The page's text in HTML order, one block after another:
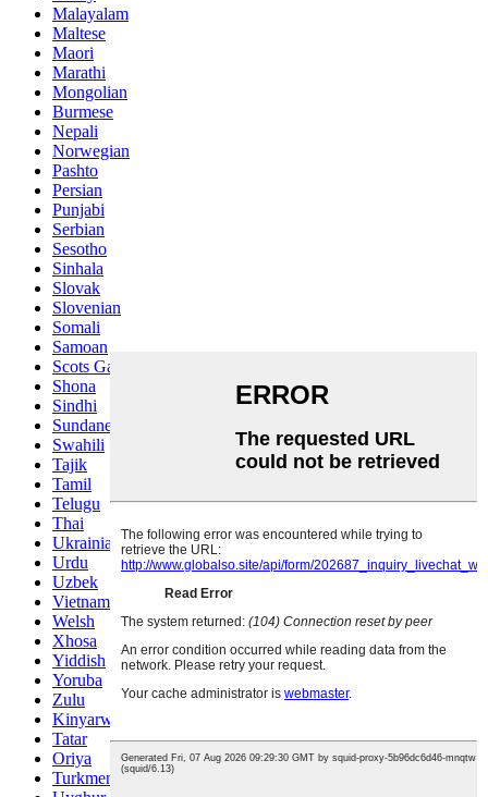
Malayalam
Maltese
Maori
Marathi
Mongolian
Burmese
Nepali
Norwegian
Pashto
Persian
Punjabi
Serbian
Sesotho
Sinhala
Slovak
Slovenian
Somali
Samoan
Scots Gaelic
Shona
Sindhi
Sundanese
Swahili
Tajik
Tamil
Telugu
Thai
Ukrainian
Urdu
Uzbek
Vietnamese
Welsh
Xhosa
Yiddish
Yoruba
Zulu
Kinyarwanda
Tatar
Oriya
Turkmen